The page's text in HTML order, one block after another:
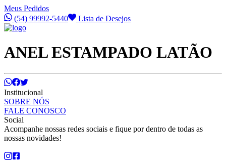
Meus Pedidos
(54) 99992-5440
Lista de Desejos
ANEL ESTAMPADO LATÃO
Institucional
SOBRE NÓS
FALE CONOSCO
Social
Acompanhe nossas redes sociais e fique por dentro de todas as
nossas novidades!